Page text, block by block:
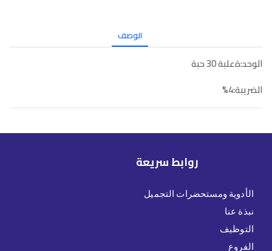
الوصف
الوحد:ةعلبة 30 حبة
الضريبة:4%
روابط سريعة
الأدوية ومستحضرات التجميل
نبذة عنا
التوظيف
الفروع